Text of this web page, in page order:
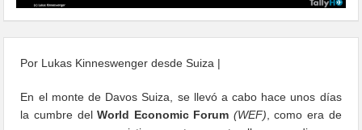
Por Lukas Kinneswenger desde Suiza |
En el monte de Davos Suiza, se llevó a cabo hace unos días
la cumbre delWorld Economic Forum (WEF) , como era de